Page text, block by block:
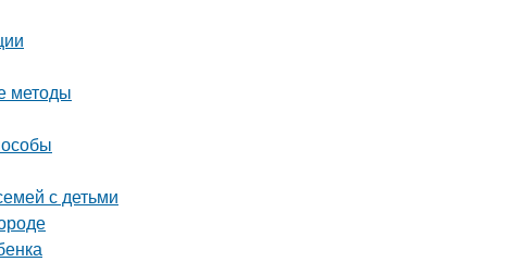
методы
с детьми